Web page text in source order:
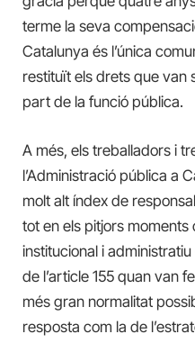
terme la seva
Catalunya és l’única
restituït els drets que van
part de la funció pública.
A més, els treballadors i
l’Administració pública a
molt alt índex de
tot en els pitjors
institucional i
de l’article 155 quan van
més gran normalitat
resposta com la de